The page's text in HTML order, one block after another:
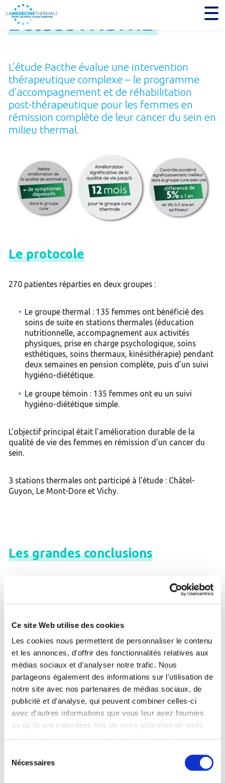
Ce site Web utilise des cookies
Les cookies nous permettent de personnaliser le contenu
et les annonces, d'offrir des fonctionnalités relatives aux
médias sociaux et d'analyser notre trafic. Nous
partageons également des informations sur l'utilisation de
notre site avec nos partenaires de médias sociaux, de
publicité et d'analyse, qui peuvent combiner celles-ci
avec d'autres informations que vous leur avez fournies
ou qu'ils ont collectées lors de votre utilisation de leurs
Nécessaires
L'étude
L’étude Pacthe évalue une intervention
thérapeutique complexe – le programme
d’accompagnement et de réhabilitation
post-thérapeutique pour les femmes en
rémission complète de leur cancer du sein en
milieu thermal.
Leprotocole
270 patientes réparties en deux groupes :
Le groupe thermal : 135 femmes ont bénéficié des
soins de suite en stations thermales (éducation
nutritionnelle, accompagnement aux activités
physiques, prise en charge psychologique, soins
esthétiques, soins thermaux, kinésithérapie) pendant
deux semaines en pension complète, puis d’un suivi
hygiéno-diététique.
Le groupe témoin : 135 femmes ont eu un suivi
hygiéno-diététique simple.
L’objectif principal était l’amélioration durable de la
qualité de vie des femmes en rémission d’un cancer du
sein.
3 stations thermales ont participé à l’étude : Châtel-
Guyon, Le Mont-Dore et Vichy.
Lesgrandesconclusions
L’étude Pacthe montre que le gain de qualité de vie à
6 mois, mesuré par le questionnaire SF36, est
significativement supérieur pour le groupe thermal.
Il y a une différence significative en faveur du groupe
La qualité du sommeil est améliorée de manière
importante et de façon durable dans le groupe
témoin sans que cela soit lié à la consommation
d’hypnotiques.
L’activité physique est nettement améliorée dans le
groupe thermal ainsi que le contrôle pondéral. Sur ce
dernier point, il y a une différence de 5% en faveur